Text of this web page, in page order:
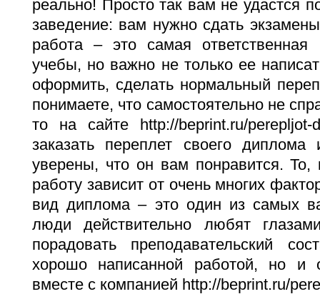
реально! Просто так вам не удастся
заведение: вам нужно сдать
работа – это самая
учебы, но важно не только ее
оформить, сделать нормальный
понимаете, что самостоятельно не
то на сайте http://beprint.ru/perepljot-
заказать переплет своего
уверены, что он вам понравится.
работу зависит от очень многих
вид диплома – это один из самых
люди действительно любят
порадовать преподавательский
хорошо написанной работой, но и
вместе с компанией http://beprint.ru/